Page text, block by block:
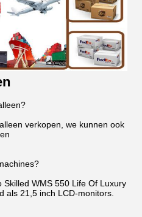
verkopen, we kunnen ook
WMS 550 Life Of Luxury
als 21,5 inch LCD-monitors.